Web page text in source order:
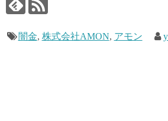
闇金, 株式会社AMON, アモン